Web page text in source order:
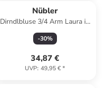
Nübler
Dirndlbluse 3/4 Arm Laura in
Creme
-30%
34,87 €
UVP: 49,95 €*